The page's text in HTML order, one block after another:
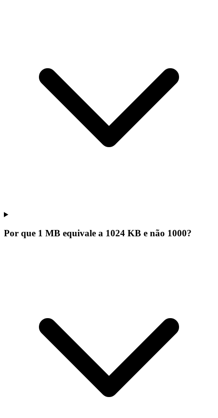
Por que 1 MB equivale a 1024 KB e não 1000?